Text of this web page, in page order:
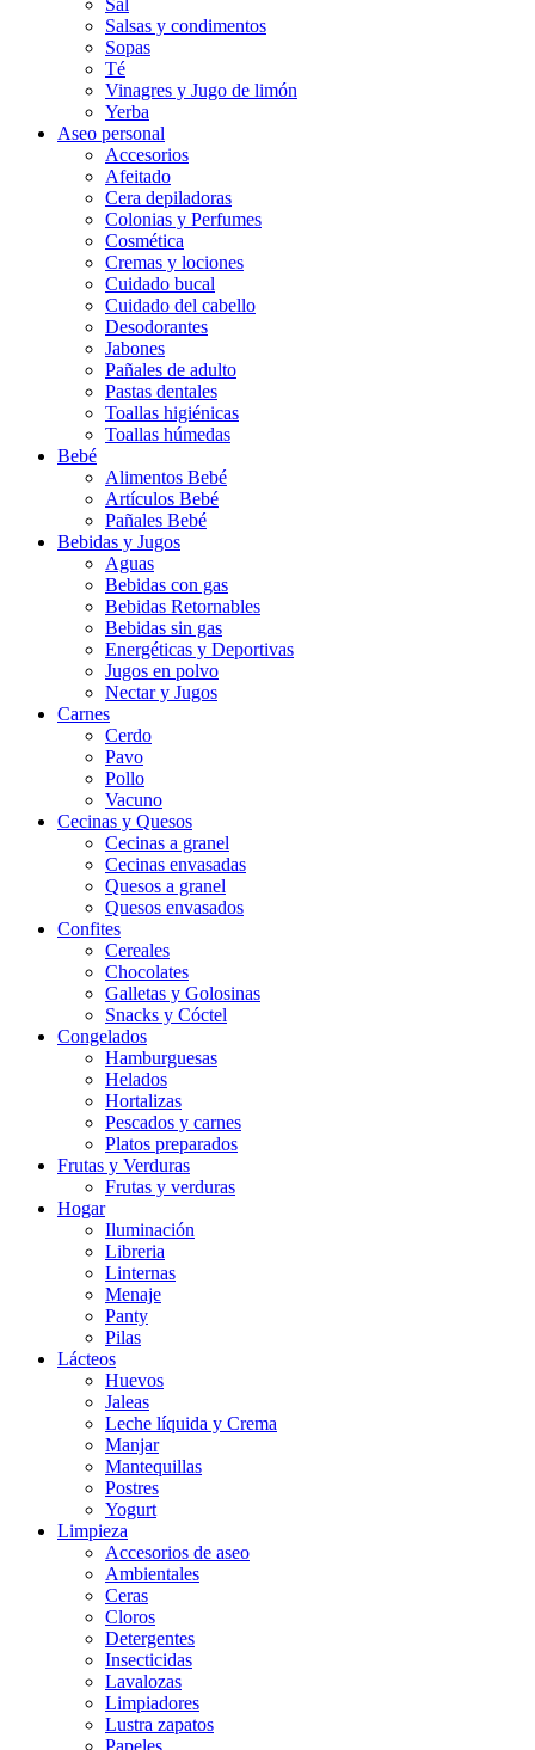
Sal
Salsas y condimentos
Sopas
Té
Vinagres y Jugo de limón
Yerba
Aseo personal
Accesorios
Afeitado
Cera depiladoras
Colonias y Perfumes
Cosmética
Cremas y lociones
Cuidado bucal
Cuidado del cabello
Desodorantes
Jabones
Pañales de adulto
Pastas dentales
Toallas higiénicas
Toallas húmedas
Bebé
Alimentos Bebé
Artículos Bebé
Pañales Bebé
Bebidas y Jugos
Aguas
Bebidas con gas
Bebidas Retornables
Bebidas sin gas
Energéticas y Deportivas
Jugos en polvo
Nectar y Jugos
Carnes
Cerdo
Pavo
Pollo
Vacuno
Cecinas y Quesos
Cecinas a granel
Cecinas envasadas
Quesos a granel
Quesos envasados
Confites
Cereales
Chocolates
Galletas y Golosinas
Snacks y Cóctel
Congelados
Hamburguesas
Helados
Hortalizas
Pescados y carnes
Platos preparados
Frutas y Verduras
Frutas y verduras
Hogar
Iluminación
Libreria
Linternas
Menaje
Panty
Pilas
Lácteos
Huevos
Jaleas
Leche líquida y Crema
Manjar
Mantequillas
Postres
Yogurt
Limpieza
Accesorios de aseo
Ambientales
Ceras
Cloros
Detergentes
Insecticidas
Lavalozas
Limpiadores
Lustra zapatos
Papeles